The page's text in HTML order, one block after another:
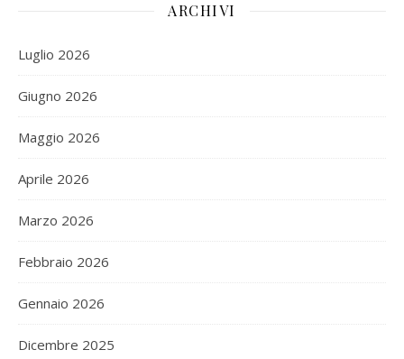
ARCHIVI
Luglio 2026
Giugno 2026
Maggio 2026
Aprile 2026
Marzo 2026
Febbraio 2026
Gennaio 2026
Dicembre 2025